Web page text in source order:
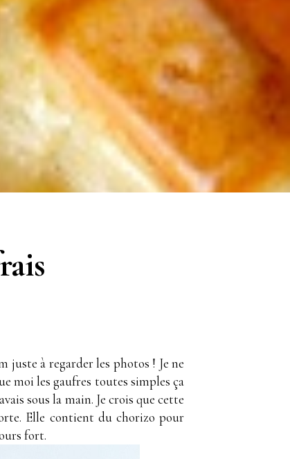
juste à regarder les photos ! Je ne
moi les gaufres toutes simples ça
sous la main. Je crois que cette
Elle contient du chorizo pour
fort.